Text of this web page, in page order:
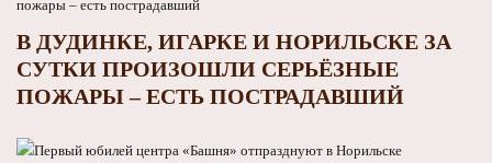
В ДУДИНКЕ, ИГАРКЕ И НОРИЛЬСКЕ ЗА
СУТКИ ПРОИЗОШЛИ СЕРЬЁЗНЫЕ
ПОЖАРЫ – ЕСТЬ ПОСТРАДАВШИЙ